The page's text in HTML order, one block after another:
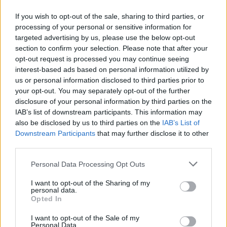
If you wish to opt-out of the sale, sharing to third parties, or
processing of your personal or sensitive information for
targeted advertising by us, please use the below opt-out
section to confirm your selection. Please note that after your
opt-out request is processed you may continue seeing
interest-based ads based on personal information utilized by
us or personal information disclosed to third parties prior to
your opt-out. You may separately opt-out of the further
disclosure of your personal information by third parties on the
IAB’s list of downstream participants. This information may
also be disclosed by us to third parties on the IAB’s List of
Downstream Participants that may further disclose it to other
Please note that this website/app uses one or more Google
not limited to your visit or usage behaviour. You may click to
grant or deny consent to Google and its third-party tags to
use your data for below specified purposes in below Google
consent section.
Personal Data Processing Opt Outs
I want to opt-out of the Sharing of my
personal data.
Opted In
I want to opt-out of the Sale of my
Personal Data.
és a szerzővel folytatott beszélgetés áll.
Barnás Ferenccel készült interjúnkitt
olvasható.
A képzőművészetben aZarándoklatidőszaki kiállítás fiatal
alkotóinak művei, valamint a Képzőművészeti Egyetem
hallgatóinak performansza állnak. A spiritualitás területén
bencés szerzetesek vezetnek beszélgetéseket,
zenetörténész, aki maga is nyolc évig ferences
szerzetesként élt, és erre a három napra ellátogat a bencés
monostorba.